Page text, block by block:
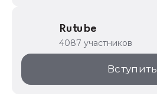
Rutube
4087 участников
Вступить